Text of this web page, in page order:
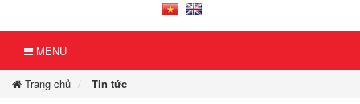
MENU
Trang chủ Tin tức